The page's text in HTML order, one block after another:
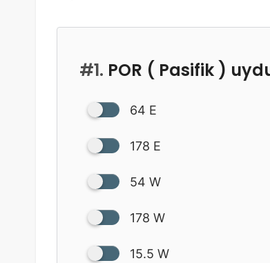
#1. POR ( Pasifik )
64 E
178 E
54 W
178 W
15.5 W